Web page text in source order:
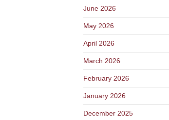
June 2026
May 2026
April 2026
March 2026
February 2026
January 2026
December 2025